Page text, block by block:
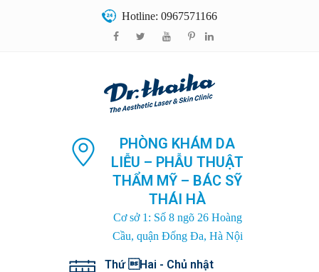
Hotline: 0967571166
PHÒNG KHÁM DA
LIỄU – PHẪU THUẬT
THẨM MỸ – BÁC SỸ
THÁI HÀ
Cơ sở 1: Số 8 ngõ 26 Hoàng
Cầu, quận Đống Đa, Hà Nội
Thứ Hai - Chủ nhật